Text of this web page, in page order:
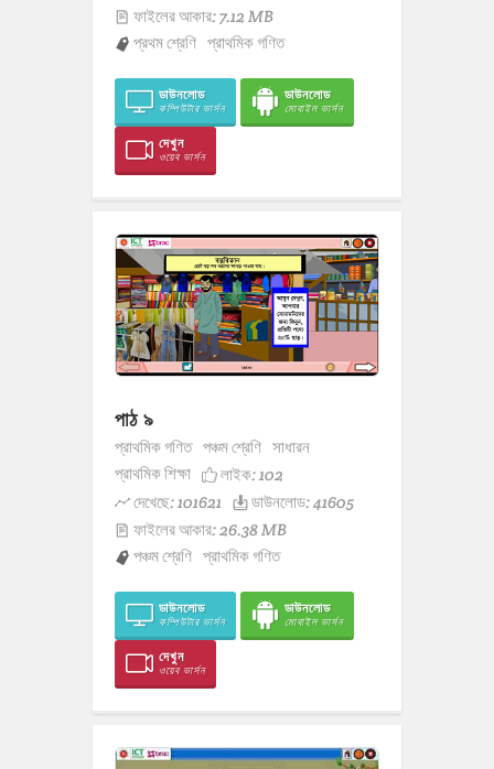
ফাইলের আকার: 7.12 MB
প্রথম শ্রেণি প্রাথমিক গণিত
ডাউনলোড
কম্পিউটার ভার্সন
ডাউনলোড
মোবাইল ভার্সন
দেখুন
ওয়েব ভার্সন
পাঠ ৯
প্রাথমিক গণিত পঞ্চম শ্রেণি সাধারন
প্রাথমিক শিক্ষা
লাইক:102
দেখেছে: 101621
ডাউনলোড: 41605
ফাইলের আকার: 26.38 MB
পঞ্চম শ্রেণি প্রাথমিক গণিত
ডাউনলোড
কম্পিউটার ভার্সন
ডাউনলোড
মোবাইল ভার্সন
দেখুন
ওয়েব ভার্সন